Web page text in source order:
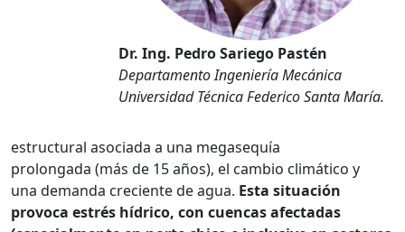
Dr. Ing. Pedro Sariego Pastén
Departamento Ingeniería Mecánica
Universidad Técnica Federico Santa María.
estructural asociada a una megasequía
prolongada (más de 15 años), el cambio climático y
una demanda creciente de agua. Esta situación
provoca estrés hídrico, con cuencas afectadas